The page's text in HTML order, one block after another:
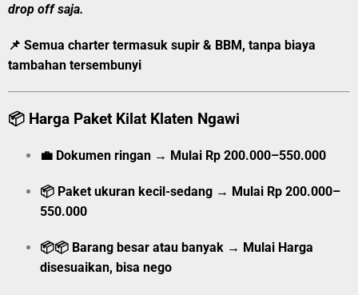
drop off saja.
📌 Semua charter termasuk supir & BBM, tanpa biaya
tambahan tersembunyi
📦 Harga Paket Kilat Klaten Ngawi
💼 Dokumen ringan → Mulai Rp 200.000–550.000
📦 Paket ukuran kecil-sedang → Mulai Rp 200.000–
550.000
📦📦 Barang besar atau banyak → Mulai Harga
disesuaikan, bisa nego